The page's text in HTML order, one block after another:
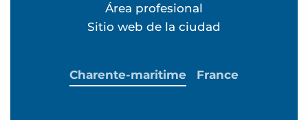
Área profesional
Sitio web de la ciudad
Charente-maritime France